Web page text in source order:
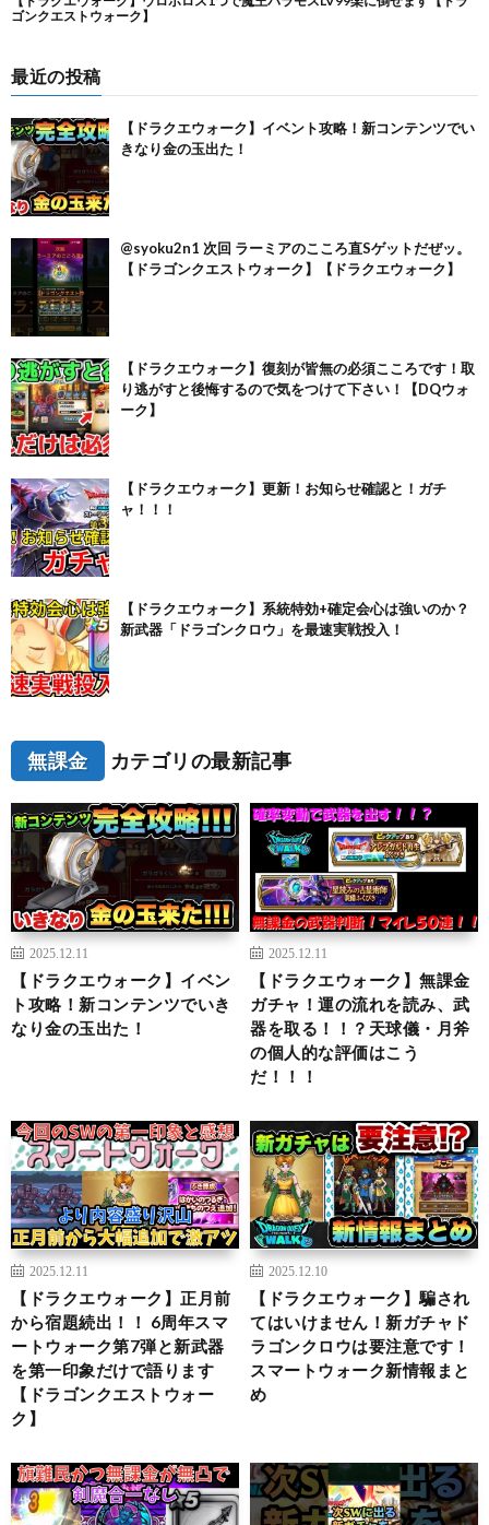
最近の投稿
【ドラクエウォーク】イベント攻略！新コンテンツでい
きなり金の玉出た！
@syoku2n1 次回 ラーミアのこころ直Sゲットだぜッ。
【ドラゴンクエストウォーク】【ドラクエウォーク】
【ドラクエウォーク】復刻が皆無の必須こころです！取
り逃がすと後悔するので気をつけて下さい！【DQウォ
ーク】
【ドラクエウォーク】更新！お知らせ確認と！ガチ
ャ！！！
【ドラクエウォーク】系統特効+確定会心は強いのか？
新武器「ドラゴンクロウ」を最速実戦投入！
無課金 カテゴリの最新記事
2025.12.11
【ドラクエウォーク】イベン
ト攻略！新コンテンツでいき
なり金の玉出た！
2025.12.11
【ドラクエウォーク】無課金
ガチャ！運の流れを読み、武
器を取る！！？天球儀・月斧
の個人的な評価はこう
だ！！！
2025.12.11
【ドラクエウォーク】正月前
から宿題続出！！ 6周年スマ
ートウォーク第7弾と新武器
を第一印象だけで語ります
【ドラゴンクエストウォー
ク】
2025.12.10
【ドラクエウォーク】騙され
てはいけません！新ガチャド
ラゴンクロウは要注意です！
スマートウォーク新情報まと
め